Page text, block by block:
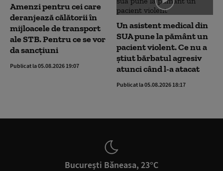
Amenzi pentru cei care
deranjează călătorii în
mijloacele de transport
ale STB. Pentru ce se vor
da sancțiuni
Publicat la 05.08.2026 19:07
Un asistent medical din
SUA pune la pământ un
pacient violent. Ce nu a
știut bărbatul agresiv
atunci când l-a atacat
Publicat la 05.08.2026 18:17
București Băneasa, 23°C